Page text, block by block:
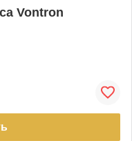
Vontron